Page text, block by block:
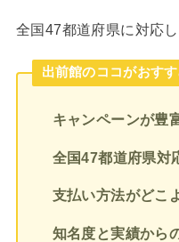
全国47都道府県に対応
出前館のココがおすす
キャンペーンが豊
全国47都道府県対
支払い方法がどこ
知名度と実績から